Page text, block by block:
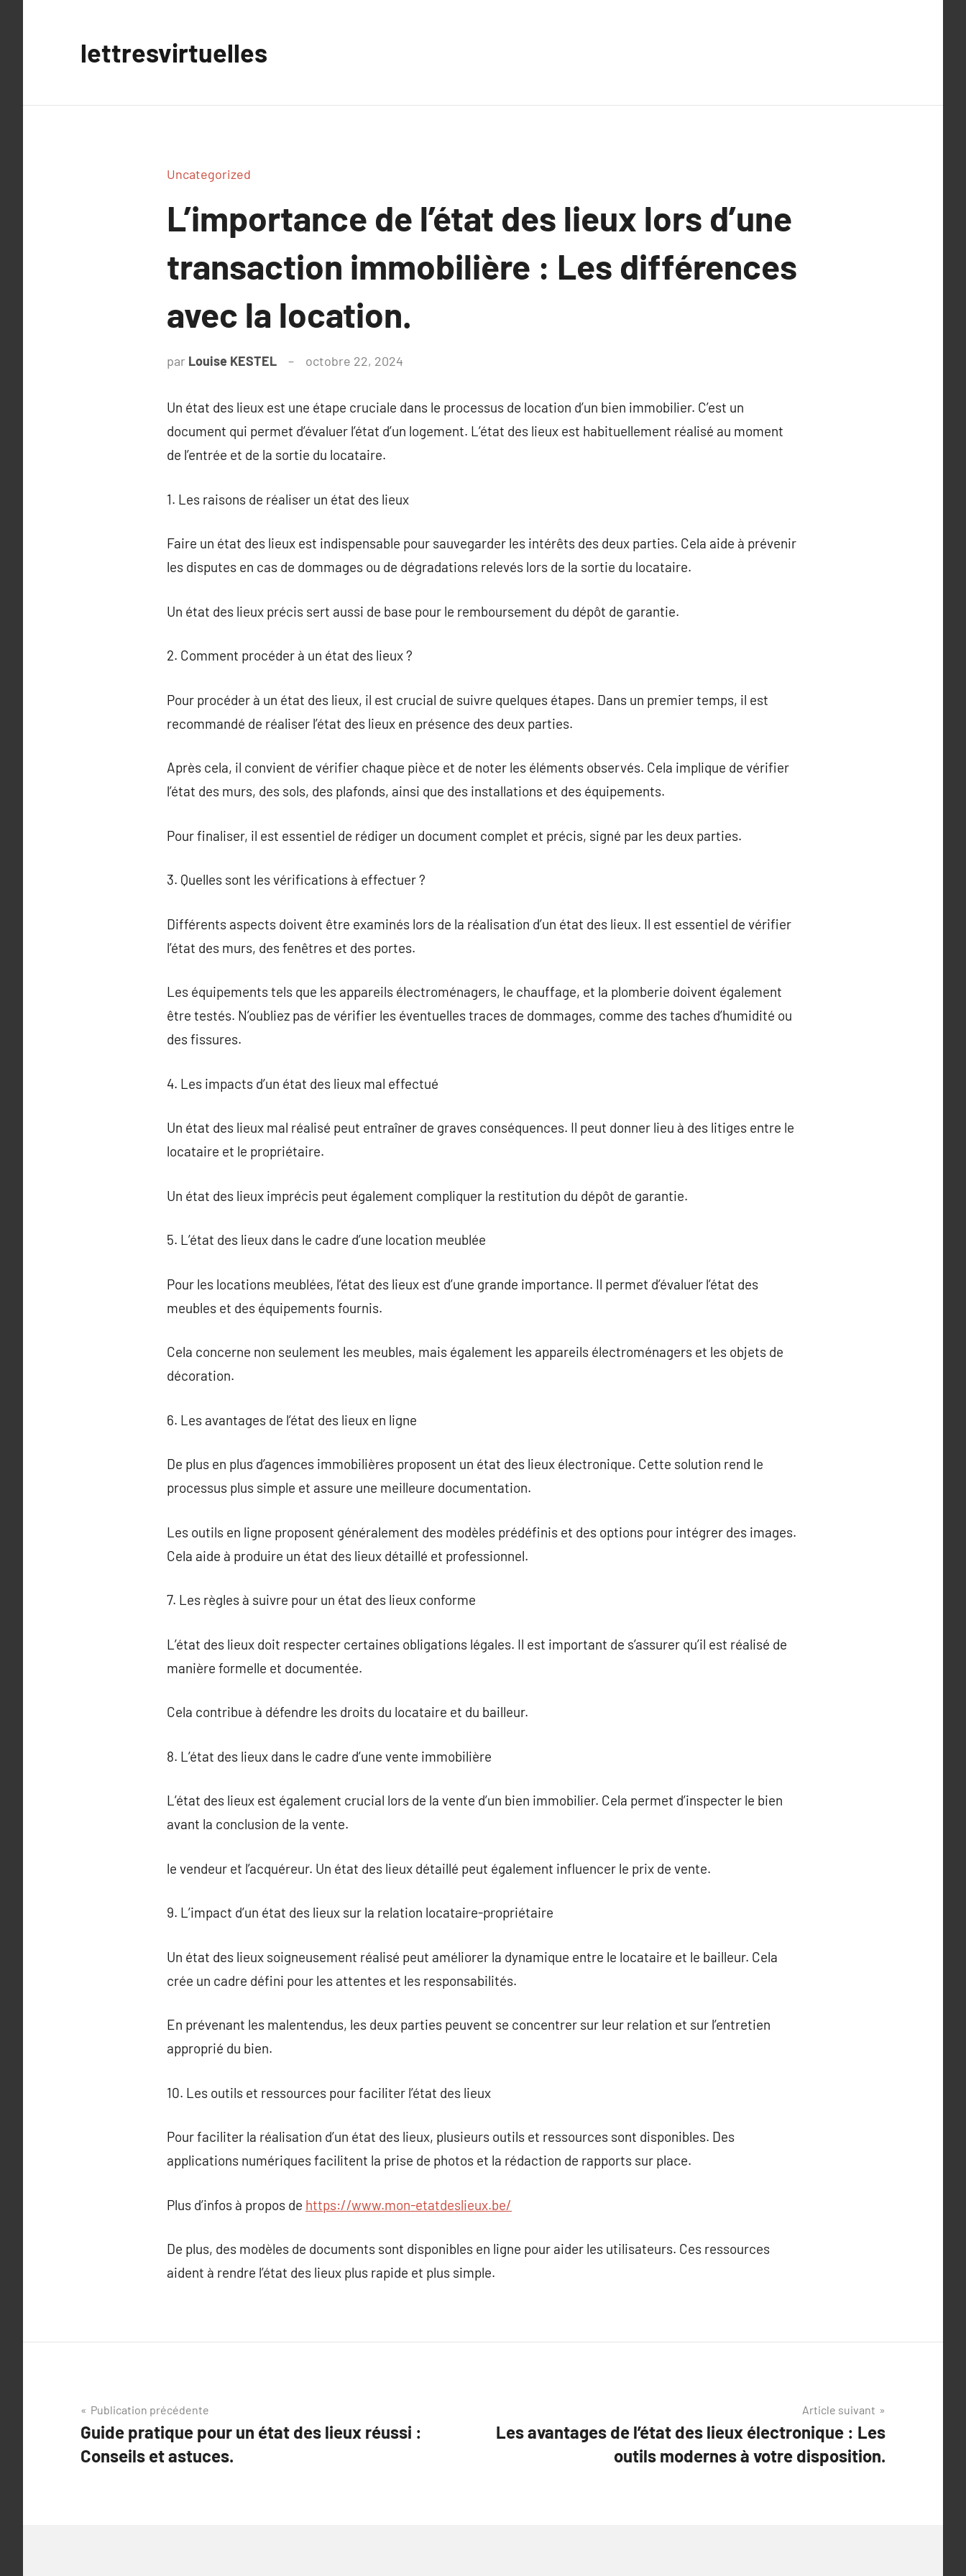
lettresvirtuelles
Uncategorized
L’importance de l’état des lieux lors d’une
transaction immobilière : Les différences
avec la location.
par Louise KESTEL octobre 22, 2024
Un état des lieux est une étape cruciale dans le processus de location d’un bien immobilier. C’est un
document qui permet d’évaluer l’état d’un logement. L’état des lieux est habituellement réalisé au moment
de l’entrée et de la sortie du locataire.
1. Les raisons de réaliser un état des lieux
Faire un état des lieux est indispensable pour sauvegarder les intérêts des deux parties. Cela aide à prévenir
les disputes en cas de dommages ou de dégradations relevés lors de la sortie du locataire.
Un état des lieux précis sert aussi de base pour le remboursement du dépôt de garantie.
2. Comment procéder à un état des lieux ?
Pour procéder à un état des lieux, il est crucial de suivre quelques étapes. Dans un premier temps, il est
recommandé de réaliser l’état des lieux en présence des deux parties.
Après cela, il convient de vérifier chaque pièce et de noter les éléments observés. Cela implique de vérifier
l’état des murs, des sols, des plafonds, ainsi que des installations et des équipements.
Pour finaliser, il est essentiel de rédiger un document complet et précis, signé par les deux parties.
3. Quelles sont les vérifications à effectuer ?
Différents aspects doivent être examinés lors de la réalisation d’un état des lieux. Il est essentiel de vérifier
l’état des murs, des fenêtres et des portes.
Les équipements tels que les appareils électroménagers, le chauffage, et la plomberie doivent également
être testés. N’oubliez pas de vérifier les éventuelles traces de dommages, comme des taches d’humidité ou
des fissures.
4. Les impacts d’un état des lieux mal effectué
Un état des lieux mal réalisé peut entraîner de graves conséquences. Il peut donner lieu à des litiges entre le
locataire et le propriétaire.
Un état des lieux imprécis peut également compliquer la restitution du dépôt de garantie.
5. L’état des lieux dans le cadre d’une location meublée
Pour les locations meublées, l’état des lieux est d’une grande importance. Il permet d’évaluer l’état des
meubles et des équipements fournis.
Cela concerne non seulement les meubles, mais également les appareils électroménagers et les objets de
décoration.
6. Les avantages de l’état des lieux en ligne
De plus en plus d’agences immobilières proposent un état des lieux électronique. Cette solution rend le
processus plus simple et assure une meilleure documentation.
Les outils en ligne proposent généralement des modèles prédéfinis et des options pour intégrer des images.
Cela aide à produire un état des lieux détaillé et professionnel.
7. Les règles à suivre pour un état des lieux conforme
L’état des lieux doit respecter certaines obligations légales. Il est important de s’assurer qu’il est réalisé de
manière formelle et documentée.
Cela contribue à défendre les droits du locataire et du bailleur.
8. L’état des lieux dans le cadre d’une vente immobilière
L’état des lieux est également crucial lors de la vente d’un bien immobilier. Cela permet d’inspecter le bien
avant la conclusion de la vente.
le vendeur et l’acquéreur. Un état des lieux détaillé peut également influencer le prix de vente.
9. L’impact d’un état des lieux sur la relation locataire-propriétaire
Un état des lieux soigneusement réalisé peut améliorer la dynamique entre le locataire et le bailleur. Cela
crée un cadre défini pour les attentes et les responsabilités.
En prévenant les malentendus, les deux parties peuvent se concentrer sur leur relation et sur l’entretien
approprié du bien.
10. Les outils et ressources pour faciliter l’état des lieux
Pour faciliter la réalisation d’un état des lieux, plusieurs outils et ressources sont disponibles. Des
applications numériques facilitent la prise de photos et la rédaction de rapports sur place.
Plus d’infos à propos de https://www.mon-etatdeslieux.be/
De plus, des modèles de documents sont disponibles en ligne pour aider les utilisateurs. Ces ressources
aident à rendre l’état des lieux plus rapide et plus simple.
Navigation
de
l’article
Publication précédente
Guide pratique pour un état des lieux réussi :
Conseils et astuces.
Article suivant
Les avantages de l’état des lieux électronique : Les
outils modernes à votre disposition.